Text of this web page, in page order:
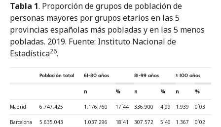
Tabla 1. Proporción de grupos de población de
personas mayores por grupos etarios en las 5
provincias españolas más pobladas y en las 5 menos
pobladas. 2019. Fuente: Instituto Nacional de
Estadística26.
Población total 61-80 años 81-99 años ≥ 100 años
n % n % n %
Madrid 6.747.425 1.176.760 17´44 336.900 4´99 1.939 0´03
Barcelona 5.635.043 1.037.296 18´41 307.572 5´46 1.367 0´02